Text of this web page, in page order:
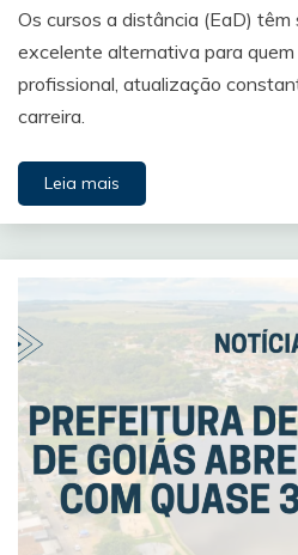
Os cursos a distância (EaD)
excelente alternativa para
profissional, atualização
carreira.
Leia mais